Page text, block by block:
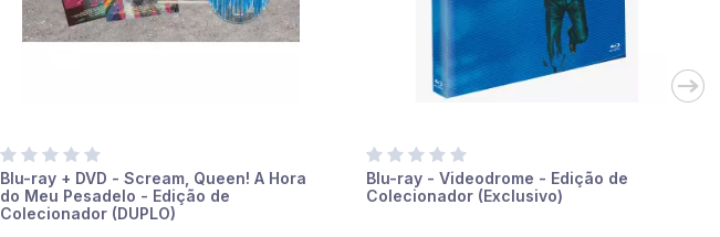
Blu-ray + DVD - Scream, Queen! A Hora
do Meu Pesadelo - Edição de
Colecionador (DUPLO)
Blu-ray - Videodrome - Edição de
Colecionador (Exclusivo)